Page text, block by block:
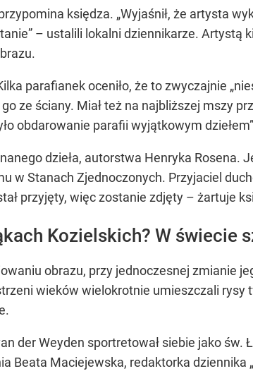
księdza. „Wyjaśnił, że artysta
– ustalili lokalni dziennikarze. Artystą
parafianek oceniło, że to zwyczajnie
ze ściany. Miał też na najbliższej mszy
obdarowanie parafii wyjątkowym
dzieła, autorstwa Henryka Rosena.
w Stanach Zjednoczonych. Przyjaciel
przyjęty, więc zostanie zdjęty – żartuje
Kozielskich? W świecie
obrazu, przy jednoczesnej zmianie
wieków wielokrotnie umieszczali
der Weyden sportretował siebie jako
Beata Maciejewska, redaktorka dziennika